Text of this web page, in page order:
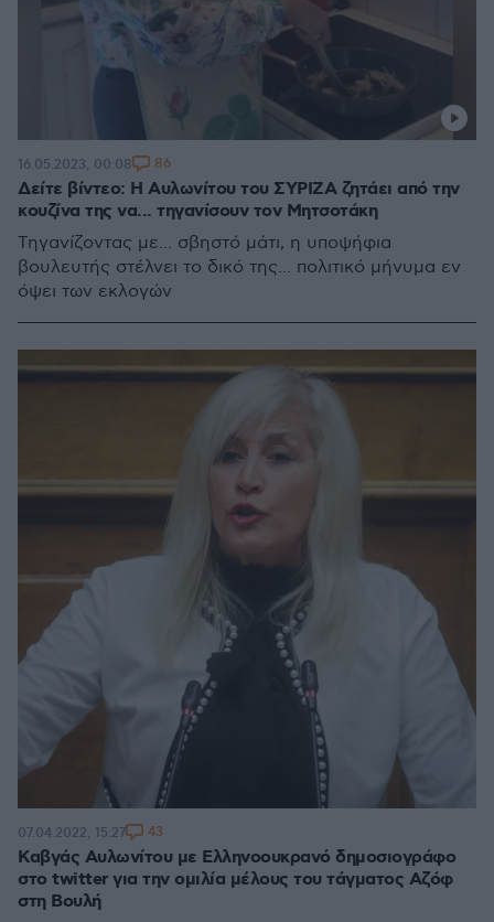
Δείτε βίντεο: Η Αυλωνίτου του ΣΥΡΙΖΑ ζητάει από την
κουζίνα της να... τηγανίσουν τον Μητσοτάκη
Τηγανίζοντας με... σβηστό μάτι, η υποψήφια
βουλευτής στέλνει το δικό της... πολιτικό μήνυμα εν
όψει των εκλογών
16.05.2023, 00:08 86
Καβγάς Αυλωνίτου με Ελληνοουκρανό δημοσιογράφο
στο twitter για την ομιλία μέλους του τάγματος Αζόφ
στη Βουλή
07.04.2022, 15:27 43